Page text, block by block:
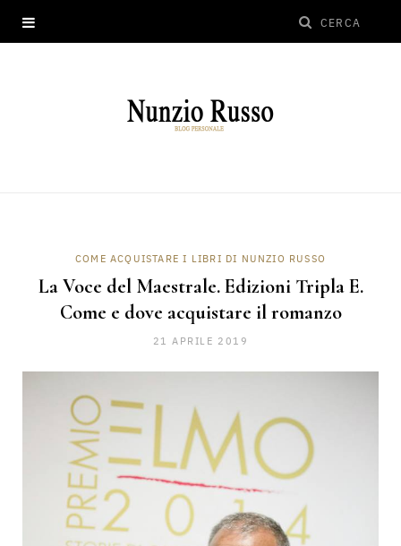
COME ACQUISTARE I LIBRI DI NUNZIO RUSSO
La Voce del Maestrale. Edizioni Tripla E.
Come e dove acquistare il romanzo
21 APRILE 2019